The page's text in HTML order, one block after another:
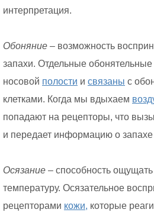
интерпретация.
Обоняние – возможность
запахи. Отдельные
носовой полости и связаны с
клетками. Когда мы вдыхаем
попадают на рецепторы, что
и передает информацию о запахе
Осязание – способность
температуру. Осязательное
рецепторами кожи, которые